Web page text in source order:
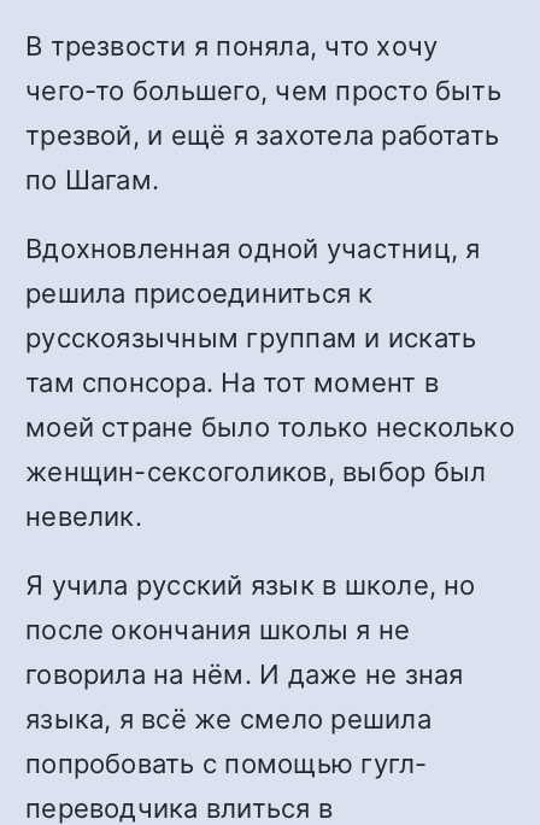
В трезвости я поняла, что хочу
чего-то большего, чем просто быть
трезвой, и ещё я захотела работать
по Шагам.
Вдохновленная одной участниц, я
решила присоединиться к
русскоязычным группам и искать
там спонсора. На тот момент в
моей стране было только несколько
женщин-сексоголиков, выбор был
невелик.
Я учила русский язык в школе, но
после окончания школы я не
говорила на нём. И даже не зная
языка, я всё же смело решила
попробовать с помощью гугл-
переводчика влиться в